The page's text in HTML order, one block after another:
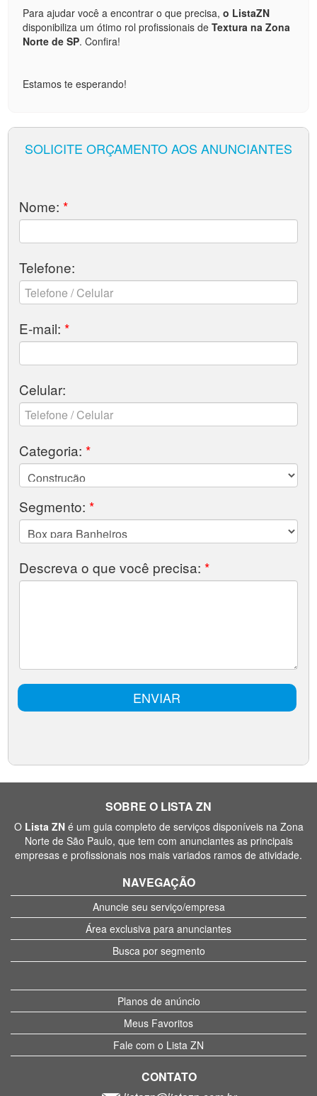
Para ajudar você a encontrar o que precisa, o ListaZN
disponibiliza um ótimo rol profissionais de Textura na Zona
Norte de SP. Confira!
Estamos te esperando!
SOBRE O LISTA ZN
O Lista ZNé um guia completo de serviços disponíveis na Zona
Norte de São Paulo, que tem com anunciantes as principais
empresas e profissionais nos mais variados ramos de atividade.
NAVEGAÇÃO
Anuncie seu serviço/empresa
Área exclusiva para anunciantes
Busca por segmento
Planos de anúncio
Meus Favoritos
Fale com o Lista ZN
CONTATO